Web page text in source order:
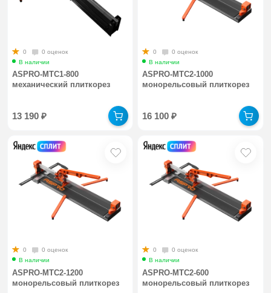
0
0 оценок
В наличии
ASPRO-MTC1-800
механический плиткорез
13 190₽
0
0 оценок
В наличии
ASPRO-MTC2-1000
монорельсовый плиткорез
16 100₽
0
0 оценок
В наличии
ASPRO-MTC2-1200
монорельсовый плиткорез
0
0 оценок
В наличии
ASPRO-MTC2-600
монорельсовый плиткорез